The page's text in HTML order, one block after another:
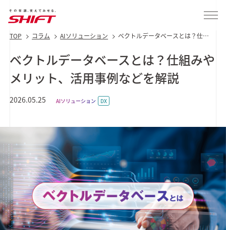
TOP コラム AIソリューション
ベクトルデータベースとは？仕組
ベクトルデータベースとは？仕組みや
メリット、活用事例などを解説
2026.05.25 AIソリューション DX